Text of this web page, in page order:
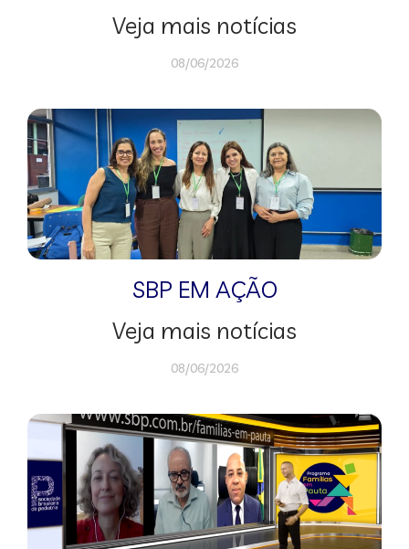
Veja mais notícias
08/06/2026
SBP EM AÇÃO
Veja mais notícias
08/06/2026